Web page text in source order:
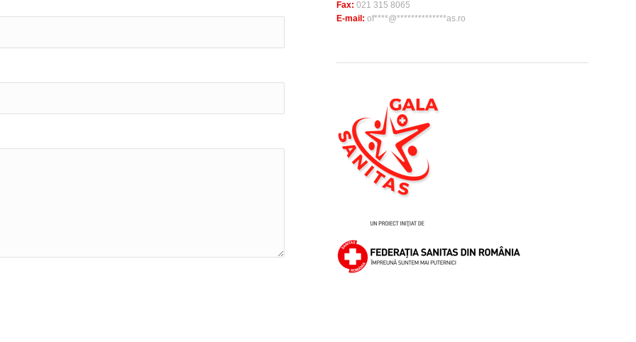
Fax: 021 315 8065
E-mail: of****@**************as.ro